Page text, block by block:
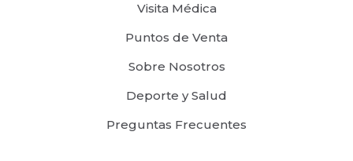
Visita Médica
Puntos de Venta
Sobre Nosotros
Deporte y Salud
Preguntas Frecuentes